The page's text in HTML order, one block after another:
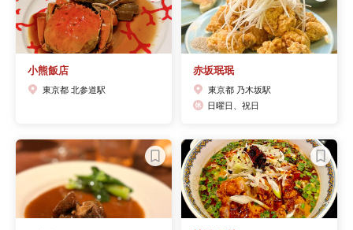
小熊飯店
東京都 北参道駅
赤坂珉珉
東京都 乃木坂駅
日曜日、祝日